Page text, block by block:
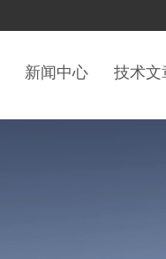
新闻中心 技术文